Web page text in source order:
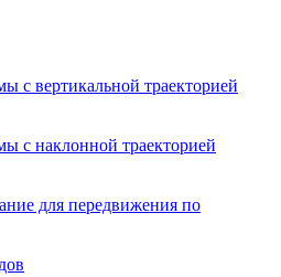
с вертикальной траекторией
с наклонной траекторией
для передвижения по